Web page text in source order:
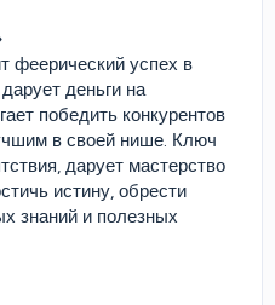
феерический успех в
деньги на
победить конкурентов
в своей нише. Ключ
дарует мастерство
истину, обрести
знаний и полезных